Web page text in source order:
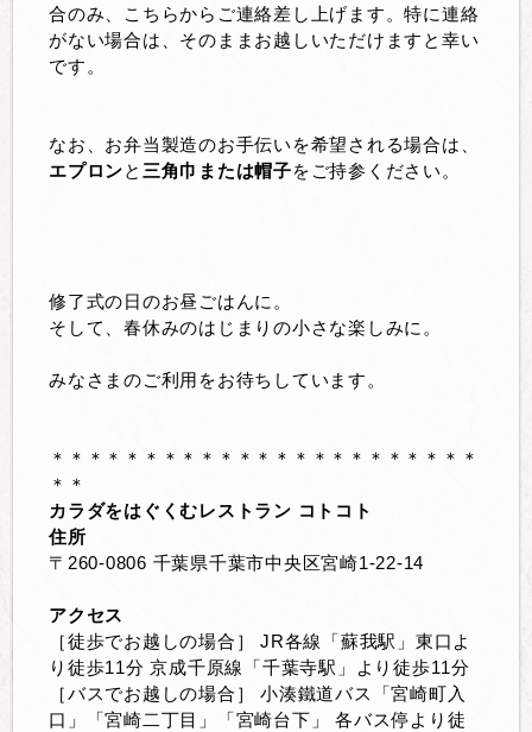
合のみ、こちらからご連絡差し上げます。特に連絡
がない場合は、そのままお越しいただけますと幸い
です。
なお、お弁当製造のお手伝いを希望される場合は、
エプロンと 三角巾または帽子をご持参ください。
修了式の日のお昼ごはんに。
そして、春休みのはじまりの小さな楽しみに。
みなさまのご利用をお待ちしています。
＊＊＊＊＊＊＊＊＊＊＊＊＊＊＊＊＊＊＊＊＊＊＊
＊＊
カラダをはぐくむレストラン コトコト
住所
〒 260-0806 千葉県千葉市中央区宮崎1-22-14
アクセス
［徒歩でお越しの場合］
JR各線「蘇我駅」東口よ
り徒歩11分 京成千原線「千葉寺駅」より徒歩11分
［バスでお越しの場合］ 小湊鐵道バス「宮崎町入
口」「宮崎二丁目」「宮崎台下」 各バス停より徒